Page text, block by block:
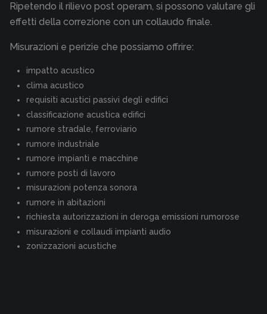
Ripetendo il rilievo post operam, si possono valutare gli
effetti della correzione con un collaudo finale.
Misurazioni e perizie che possiamo offrire:
impatto acustico
clima acustico
requisiti acustici passivi degli edifici
classificazione acustica edifici
rumore stradale, ferroviario
rumore industriale
rumore impianti e macchine
rumore posti di lavoro
misurazioni potenza sonora
rumore in abitazioni
richiesta autorizzazioni in deroga emissioni rumorose
misurazioni e collaudi impianti audio
zonizzazioni acustiche